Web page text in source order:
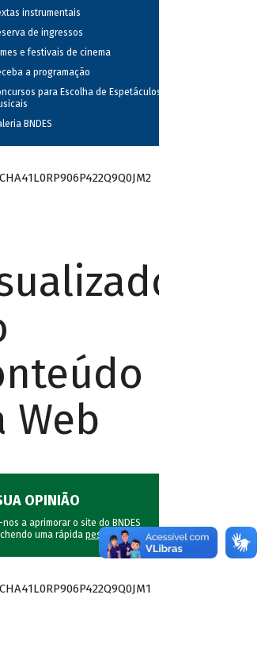
instrumentais
de ingressos
e festivais de cinema
a programação
para Escolha de Espetáculos
BNDES
Web
OPINIÃO
a aprimorar o site do BNDES
uma rápida pesquisa.